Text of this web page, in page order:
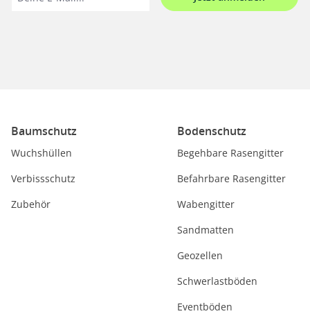
Baumschutz
Wuchshüllen
Verbissschutz
Zubehör
Bodenschutz
Begehbare Rasengitter
Befahrbare Rasengitter
Wabengitter
Sandmatten
Geozellen
Schwerlastböden
Eventböden